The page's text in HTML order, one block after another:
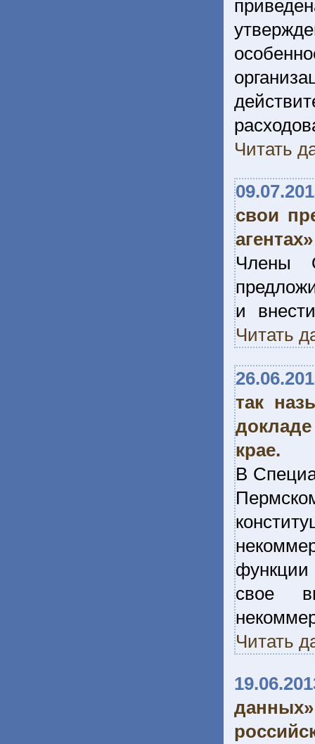
Читать
свои
агентах»
Члены
и
Читать
так
крае.
В
функции
свое
Читать